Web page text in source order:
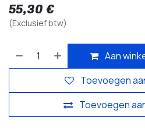
55,30 €
(Exclusief btw)
Aan
Toevoegen
Toevoegen